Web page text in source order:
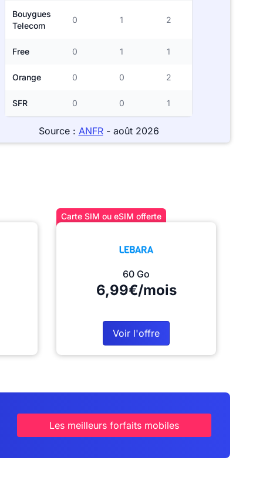
Bouygues
Telecom
0 1 2
Free 0 1 1
Orange 0 0 2
SFR 0 0 1
Source : ANFR- août 2026
Carte SIM ou eSIM offerte
60 Go
6,99€/mois
Voir l'offre
Les meilleurs forfaits mobiles